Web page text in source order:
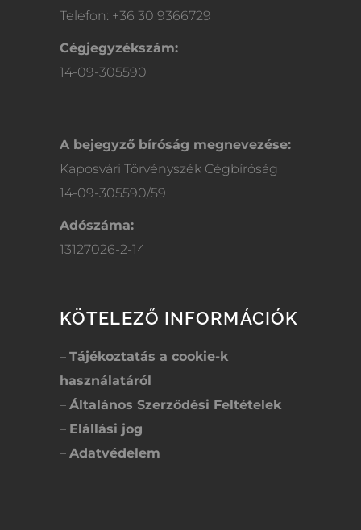
Telefon: +36 30 9366729
Cégjegyzékszám:
14-09-305590
A bejegyző bíróság megnevezése:
Kaposvári Törvényszék Cégbíróság
14-09-305590/59
Adószáma:
13127026-2-14
KÖTELEZŐ INFORMÁCIÓK
– Tájékoztatás a cookie-k
használatáról
– Általános Szerződési Feltételek
– Elállási jog
– Adatvédelem